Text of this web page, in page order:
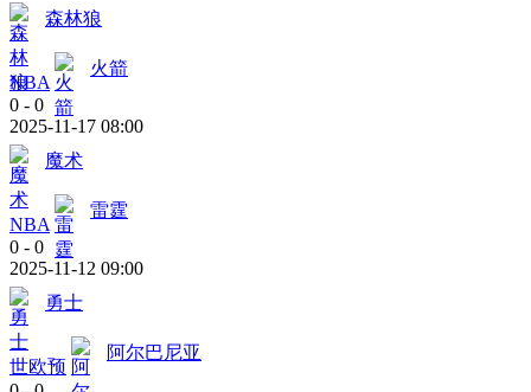
森林狼
NBA
火箭
0 - 0
2025-11-17 08:00
魔术
NBA
雷霆
0 - 0
2025-11-12 09:00
勇士
世欧预
阿尔巴尼亚